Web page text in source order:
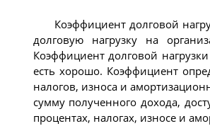
Коэффициент долговой
долговую нагрузку на
Коэффициент долговой
есть хорошо. Коэффициент
налогов, износа и
сумму полученного дохода,
процентах, налогах, износе и